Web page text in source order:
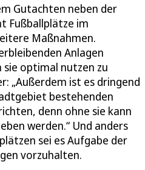
Gutachten neben der
Fußballplätze im
Maßnahmen.
Anlagen
optimal nutzen zu
„Außerdem ist es dringend
bestehenden
denn ohne sie kann
werden.“ Und anders
sei es Aufgabe der
vorzuhalten.